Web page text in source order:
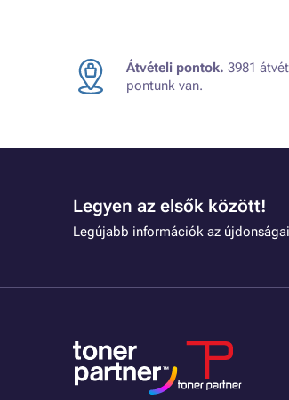
Átvételi pontok. 3981
pontunk van.
Legyen az elsők között!
Legújabb információk az